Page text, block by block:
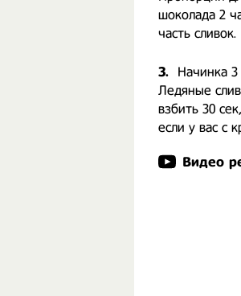
шоколада 2
часть сливок.
3.
Начинка
Ледяные
взбить 30
если у вас с
Видео